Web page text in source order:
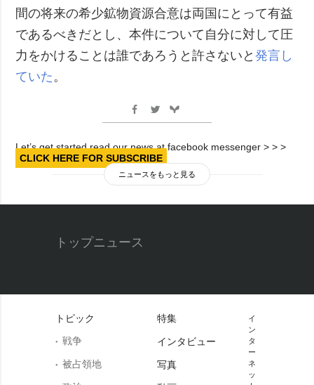
間の将来の希少鉱物資源合意は両国にとって有益
であるべきだとし、本件について自分に対して圧
力をかけることは誰であろうと許さないと発言し
ていた 。
Let’s get started read our news at facebook messenger > > >
CLICK HERE FOR SUBSCRIBE
ニュースをもっと見る
トップニュース
トピック
戦争
被占領地
特集
インタビュー
写真
イ
ン
タ
ー
ネ
ッ